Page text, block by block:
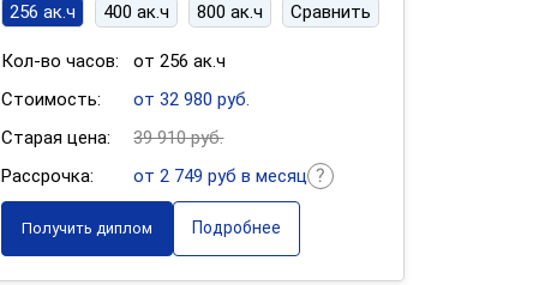
256 ак.ч 400 ак.ч 800 ак.ч Сравнить
Кол-во часов:
от 256 ак.ч
Стоимость:
от 32 980 руб.
Старая цена:
39 910 руб.
Рассрочка:
от 2 749 руб в месяц
Получить диплом Подробнее